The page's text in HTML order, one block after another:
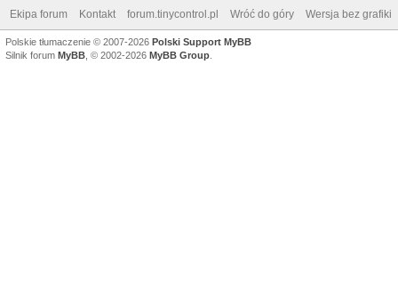
Ekipa forum Kontakt forum.tinycontrol.pl Wróć do góry Wersja bez grafiki
Polskie tłumaczenie © 2007-2026 Polski Support MyBB
Silnik forum MyBB , © 2002-2026 MyBB Group